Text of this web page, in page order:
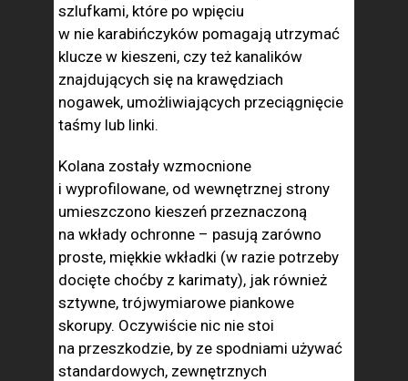
szlufkami, które po wpięciu
w nie karabińczyków pomagają utrzymać
klucze w kieszeni, czy też kanalików
znajdujących się na krawędziach
nogawek, umożliwiających przeciągnięcie
taśmy lub linki.
Kolana zostały wzmocnione
i wyprofilowane, od wewnętrznej strony
umieszczono kieszeń przeznaczoną
na wkłady ochronne – pasują zarówno
proste, miękkie wkładki (w razie potrzeby
docięte choćby z karimaty), jak również
sztywne, trójwymiarowe piankowe
skorupy. Oczywiście nic nie stoi
na przeszkodzie, by ze spodniami używać
standardowych, zewnętrznych